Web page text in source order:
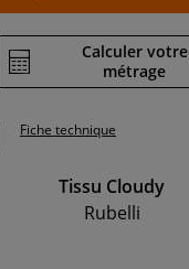
Calculer votre
métrage
Fiche technique
Tissu Cloudy
Rubelli